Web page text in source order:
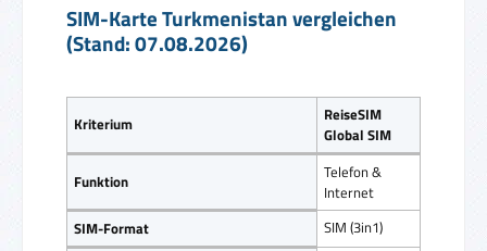
SIM-Karte Turkmenistan vergleichen
(Stand: 07.08.2026)
Kriterium
ReiseSIM
Global SIM
Funktion
Telefon &
Internet
SIM-Format
SIM (3in1)